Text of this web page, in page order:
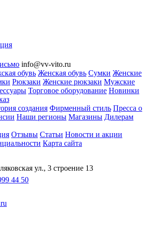
info@vv-vito.ru
обувь Женская обувь Сумки Женские
Рюкзаки Женские рюкзаки Мужские
Торговое оборудование Новинки
создания Фирменный стиль Пресса о
Наши регионы Магазины Дилерам
Отзывы Статьи Новости и акции
Карта сайта
ул., 3 строение 13
44 50